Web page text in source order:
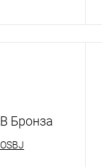
Бронза